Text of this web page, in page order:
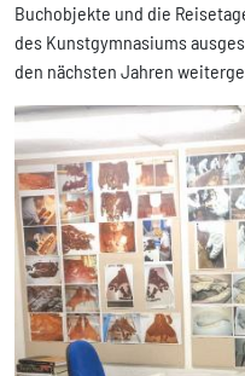
Buchobjekte und die
des Kunstgymnasiums
den nächsten Jahren